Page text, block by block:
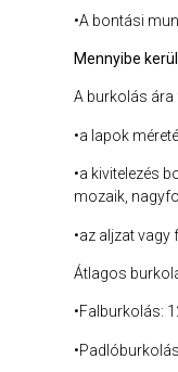
•A bontási
Mennyibe
A burkolás ára
•a lapok
•a kivitelezés
mozaik,
•az aljzat vagy
Átlagos
•Falburkolás: